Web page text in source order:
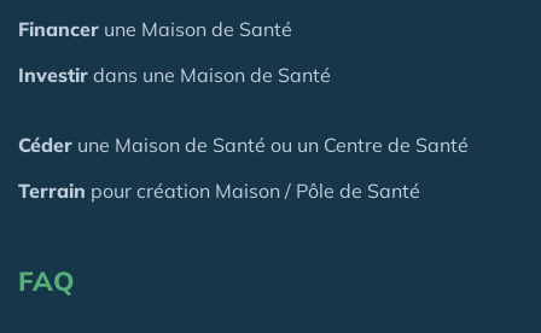
Financer une Maison de Santé
Investir dans une Maison de Santé
Céder une Maison de Santé ou un Centre de Santé
Terrain pour création Maison / Pôle de Santé
FAQ